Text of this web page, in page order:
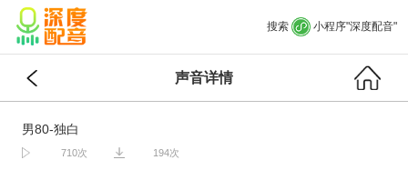
搜索 小程序"深度配音"
声音详情
男80-独白
710次 194次